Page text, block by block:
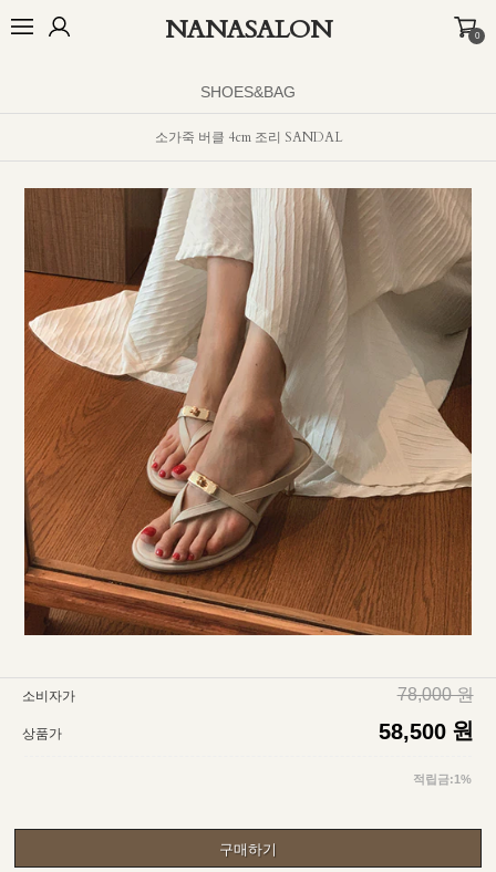
NANASALON 0
SHOES&BAG
소가죽 버클 4cm 조리 SANDAL
소비자가 78,000 원
상품가 58,500 원
적립금:1%
구매하기